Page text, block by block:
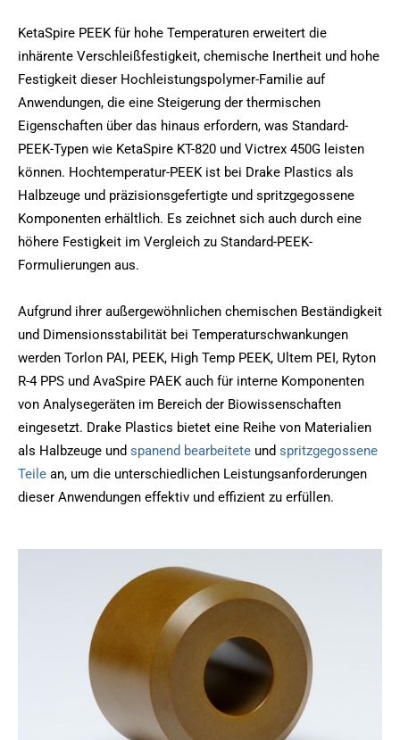
KetaSpire PEEK für hohe Temperaturen erweitert die
inhärente Verschleißfestigkeit, chemische Inertheit und hohe
Festigkeit dieser Hochleistungspolymer-Familie auf
Anwendungen, die eine Steigerung der thermischen
Eigenschaften über das hinaus erfordern, was Standard-
PEEK-Typen wie KetaSpire KT-820 und Victrex 450G leisten
können. Hochtemperatur-PEEK ist bei Drake Plastics als
Halbzeuge und präzisionsgefertigte und spritzgegossene
Komponenten erhältlich. Es zeichnet sich auch durch eine
höhere Festigkeit im Vergleich zu Standard-PEEK-
Formulierungen aus.
Aufgrund ihrer außergewöhnlichen chemischen Beständigkeit
und Dimensionsstabilität bei Temperaturschwankungen
werden Torlon PAI, PEEK, High Temp PEEK, Ultem PEI, Ryton
R-4 PPS und AvaSpire PAEK auch für interne Komponenten
von Analysegeräten im Bereich der Biowissenschaften
eingesetzt. Drake Plastics bietet eine Reihe von Materialien
als Halbzeuge und spanend bearbeitete und spritzgegossene
Teile an, um die unterschiedlichen Leistungsanforderungen
dieser Anwendungen effektiv und effizient zu erfüllen.